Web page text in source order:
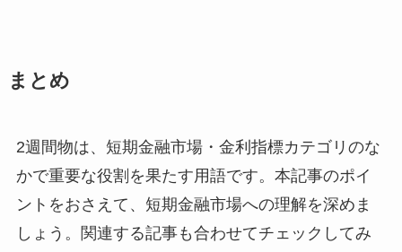
まとめ
2週間物は、短期金融市場・金利指標カテゴリのな
かで重要な役割を果たす用語です。本記事のポイ
ントをおさえて、短期金融市場への理解を深めま
しょう。関連する記事も合わせてチェックしてみ